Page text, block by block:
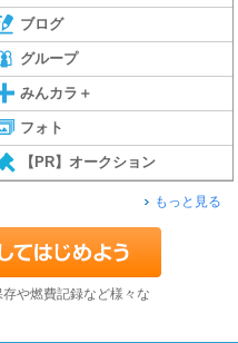
ブログ
グループ
みんカラ＋
フォト
【PR】オークション
もっと見る
や燃費記録など様々な